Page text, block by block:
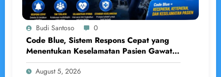
Budi Santoso 0
Code Blue, Sistem Respons Cepat yang
Menentukan Keselamatan Pasien Gawat
Darurat
August 5, 2026